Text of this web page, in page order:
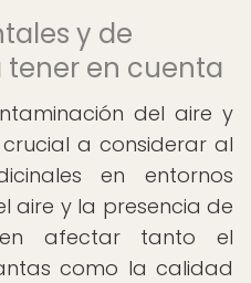
y de
en cuenta
del aire y
a considerar al
en entornos
aire y la presencia de
afectar tanto el
como la calidad